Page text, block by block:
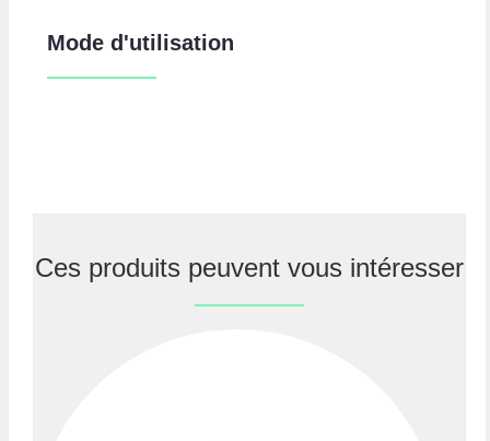
Mode d'utilisation
Ces produits peuvent vous intéresser